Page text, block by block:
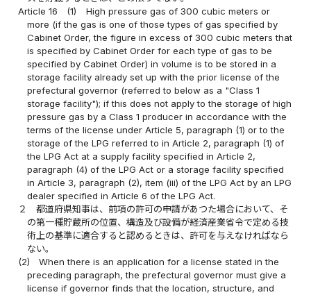
Article 16
(1)
High pressure gas of 300 cubic meters or
more (if the gas is one of those types of gas specified by
Cabinet Order, the figure in excess of 300 cubic meters that
is specified by Cabinet Order for each type of gas to be
specified by Cabinet Order) in volume is to be stored in a
storage facility already set up with the prior license of the
prefectural governor (referred to below as a "Class 1
storage facility"); if this does not apply to the storage of high
pressure gas by a Class 1 producer in accordance with the
terms of the license under Article 5, paragraph (1) or to the
storage of the LPG referred to in Article 2, paragraph (1) of
the LPG Act at a supply facility specified in Article 2,
paragraph (4) of the LPG Act or a storage facility specified
in Article 3, paragraph (2), item (iii) of the LPG Act by an LPG
dealer specified in Article 6 of the LPG Act.
２
都道府県知事は、前項の許可の申請があつた場合において、そ
の第一種貯蔵所の位置、構造及び設備が経済産業省令で定める技
術上の基準に適合すると認めるときは、許可を与えなければなら
ない。
(2)
When there is an application for a license stated in the
preceding paragraph, the prefectural governor must give a
license if governor finds that the location, structure, and